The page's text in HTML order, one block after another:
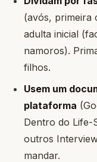
(avós, primeira
adulta inicial
namoros).
filhos.
Usem um
plataforma
Dentro do Life-
outros
mandar.